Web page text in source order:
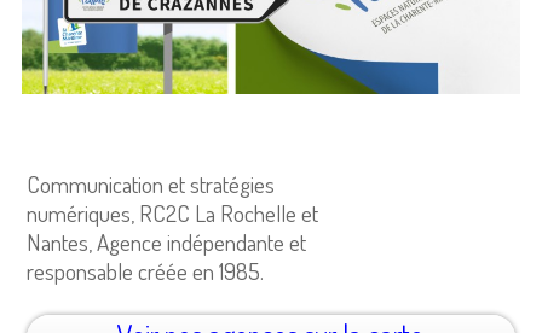
Communication et stratégies
numériques, RC2C La Rochelle et
Nantes, Agence indépendante et
responsable créée en 1985.